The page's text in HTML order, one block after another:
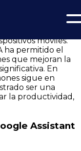
Colombia: por Jhon
en modelos de
la forma en
móviles.
ha permitido el
que mejoran la
En
sigue en
ser una
la productividad,
Assistant